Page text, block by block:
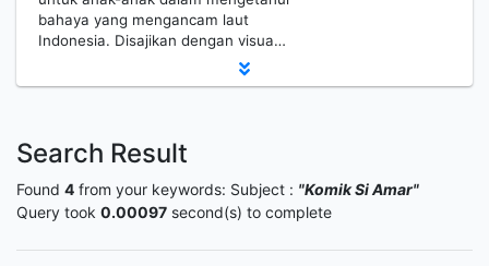
bahaya yang mengancam laut
Indonesia. Disajikan dengan visua…
Search Result
Found 4 from your keywords: Subject : "Komik Si Amar"
Query took 0.00097 second(s) to complete